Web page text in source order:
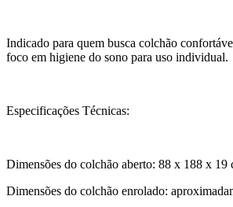
Indicado para quem busca colchão
foco em higiene do sono para uso individual.
Especificações Técnicas:
Dimensões do colchão aberto: 88 x 188 x 19
Dimensões do colchão enrolado: